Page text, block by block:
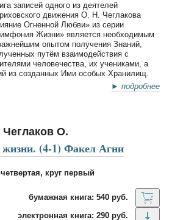
записей одного из деятелей
движения О. Н. Чеглакова
Огненной Любви» из серии
Жизни» является необходимым
опытом получения Знаний,
путём взаимодействия с
человечества, их учениками, а
из созданных Ими особых Хранилищ.
► подробнее
Чеглаков О.
(4-1) Факел Агни
четвертая, круг первый
бумажная книга: 540 руб.
электронная книга: 290 руб.